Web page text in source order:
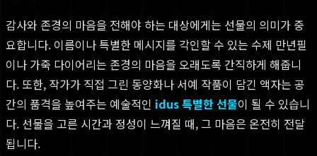
감사와 존경의 마음을 전해야 하는 대상에게는 선물의 의미가 중
요합니다. 이름이나 특별한 메시지를 각인할 수 있는 수제 만년필
이나 가죽 다이어리는 존경의 마음을 오래도록 간직하게 해줍니
다. 또한, 작가가 직접 그린 동양화나 서예 작품이 담긴 액자는 공
간의 품격을 높여주는 예술적인 idus 특별한 선물이 될 수 있습니
다. 선물을 고른 시간과 정성이 느껴질 때, 그 마음은 온전히 전달
됩니다.